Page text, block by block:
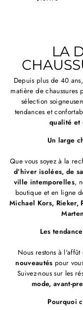
LA
Depuis plus de 40
matière de chaussures
sélection
tendances et
qualité et
Un large
Que vous soyez à la
d’hiver isolées, de
ville intemporelles,
boutique et en ligne
Michael Kors, Rieker,
Les
Nous restons à
nouveautés pour
Suivez-nous sur les
mode, avant-
Pourquoi